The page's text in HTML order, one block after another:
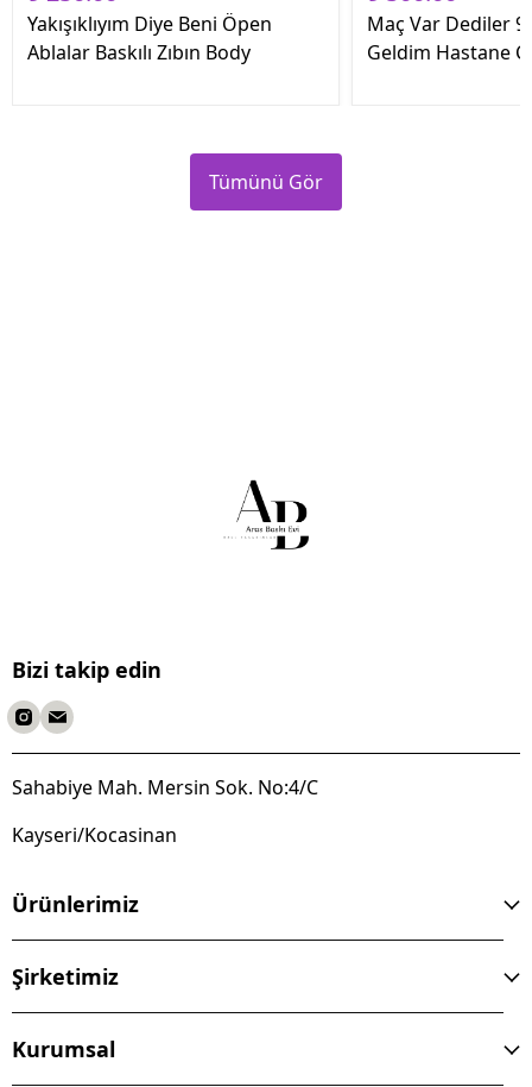
Yakışıklıyım Diye Beni Öpen
Ablalar Baskılı Zıbın Body
Maç Var Dediler 9
Geldim Hastane
Tümünü Gör
Bizi takip edin
Sahabiye Mah. Mersin Sok. No:4/C
Kayseri/Kocasinan
Ürünlerimiz
Şirketimiz
Kurumsal